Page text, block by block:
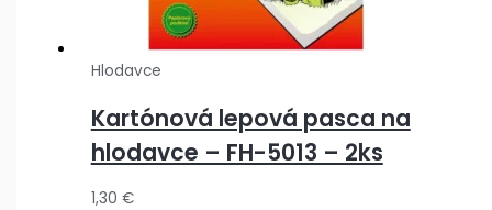
Hlodavce
Kartónová lepová pasca na
hlodavce – FH-5013 – 2ks
1,30 €